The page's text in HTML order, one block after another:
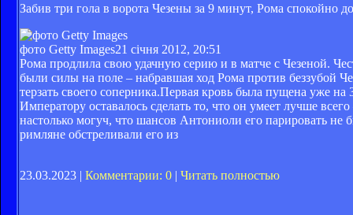
Забив три гола в ворота Чезены за 9 минут, Рома спокойно
фото Getty Images21 січня 2012, 20:51
Рома продлила свою удачную серию и в матче с Чезеной.
были силы на поле – набравшая ход Рома против беззубой
терзать своего соперника.Первая кровь была пущена уже
Императору оставалось сделать то, что он умеет лучше
настолько могуч, что шансов Антониоли его парировать
римляне обстреливали его из
23.03.2023 | Комментарии: 0 | Читать полностью